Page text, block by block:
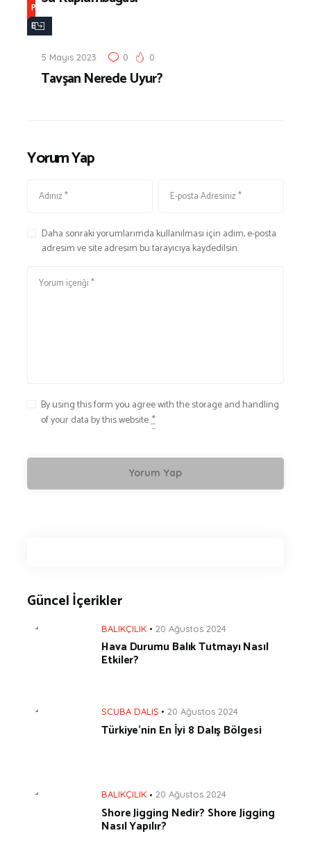
O
P
P
E
5 Mayıs 2023 0 0
Tavşan Nerede Uyur?
Yorum Yap
Daha sonraki yorumlarımda kullanılması için adım, e-posta
adresim ve site adresim bu tarayıcıya kaydedilsin.
By using this form you agree with the storage and handling
of your data by this website.*
Güncel İçerikler
BALIKÇILIK 20 Ağustos 2024
Hava Durumu Balık Tutmayı Nasıl
Etkiler?
SCUBA DALIŞ 20 Ağustos 2024
Türkiye’nin En İyi 8 Dalış Bölgesi
BALIKÇILIK 20 Ağustos 2024
Shore Jigging Nedir? Shore Jigging
Nasıl Yapılır?